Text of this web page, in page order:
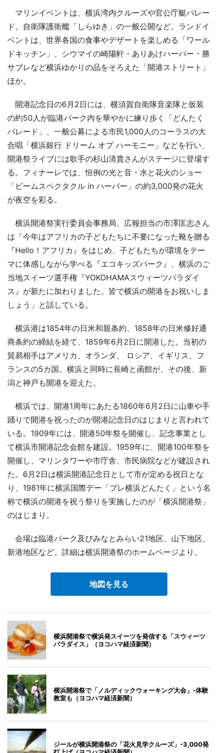
マリンイベントは、横浜湾内クルーズや官公庁艇パレー
ド、自衛隊護衛艦「しらゆき」の一般公開など。ランドイ
ベントは、世界各国の食事やデザートを楽しめる「ワール
ドキッチン」、シウマイの崎陽軒・ありあけハーバー・勝
サブレなど横浜ゆかりの品をそろえた「開港ストリート」
ほか。
開港記念日の6月2日には、横須賀自衛隊音楽隊と仮装
の約50人が臨港パーク内を華やかに練り歩く「どんたく
パレード」、一般公募による市民1,000人のコーラスの大
合唱「横浜銀行 ドリーム オブ ハーモニー」などを行い、
開港祭ライブには歌手の杉山清貴さんがステージに登場す
る。フィナーレでは、恒例の光と音・水と花火のショー
「ビームスペクタクル in ハーバー」の約3,000発の花火
が夜空を彩る。
横浜開港祭実行委員会事務局、広報担当の市澤匡志さん
は「今年はアフリカの子どもたちに不要になった靴を贈る
『Hello！アフリカ』をはじめ、子どもたちが環境をテー
マに体感しながら学べる『エコキッズパーク』、横浜のご
当地スイーツ選手権『YOKOHAMAスウィーツパラダイ
ス』が新たに加わりました。皆で横浜の開港をお祝いしま
しょう」と話している。
横浜港は1854年の日米和親条約、1858年の日米修好通
商条約の締結を経て、1859年6月2日に開港した。当初の
貿易相手はアメリカ、オランダ、 ロシア、イギリス、フ
ランスの5カ国。横浜と同時に長崎と函館が、その後、新
潟と神戸も開港を迎えた。
横浜では、開港1周年にあたる1860年6月2日に山車や手
踊りで開港を祝ったのが開港記念日のはじまりと言われて
いる。1909年には、開港50年祭を開催し、記念事業とし
て横浜市開港記念会館を建設。1959年に、開港100年祭を
開催し、マリンタワーや市庁舎、市民病院などが建設され
た。6月2日は横浜開港記念日として市が定める祝日とな
り、1981年に横浜国際デー「プレ横浜どんたく」という名
称で横浜の開港を祝う祭りを実施したのが「横浜開港祭」
のはじまり。
会場は臨港パーク及びみなとみらい21地区、山下地区、
新港地区など。詳細は横浜開港祭のホームページより。
地図を見る
横浜開港祭で横浜発スイーツを発信する「スウィーツ
パラダイス」（ヨコハマ経済新聞）
横浜開港祭で「ノルディックウォーキング大会」-体験
教室も（ヨコハマ経済新聞）
ジールが横浜開港祭の「花火見学クルーズ」-3,000発